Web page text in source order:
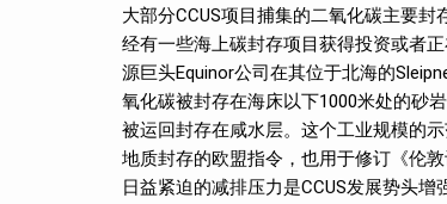
大部分CCUS项目捕集的二氧化碳主要
经有一些海上碳封存项目获得投资或者
源巨头Equinor公司在其位于北海的
氧化碳被封存在海床以下1000米处的砂
被运回封存在咸水层。这个工业规模的
地质封存的欧盟指令，也用于修订《伦
日益紧迫的减排压力是CCUS发展势头